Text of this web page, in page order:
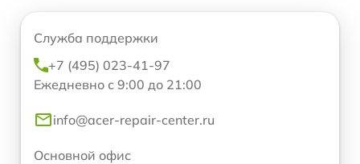
Служба поддержки
+7 (495) 023-41-97
Ежедневно с 9:00 до 21:00
info@acer-repair-center.ru
Основной офис